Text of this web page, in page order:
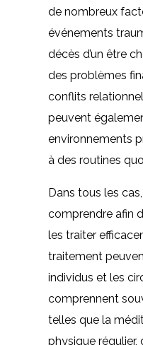
de nombreux
événements
décès d’un être
des problèmes
conflits
peuvent
environnements
à des routines
Dans tous les
comprendre afin
les traiter
traitement
individus et les
comprennent
telles que la
physique régulier,